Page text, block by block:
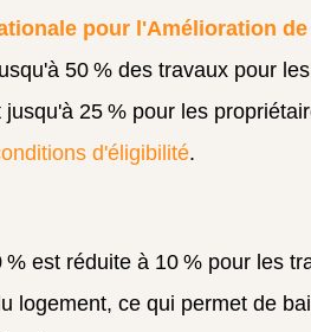
pour l'Amélioration
50 % des travaux pour les
25 % pour les
d'éligibilité.
est réduite à 10 % pour les
logement, ce qui permet de